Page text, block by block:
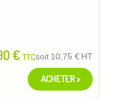
€ TTCsoit 10,75 € HT
ACHETER >